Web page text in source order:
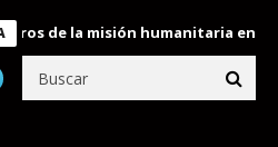
la misión humanitaria enviada a